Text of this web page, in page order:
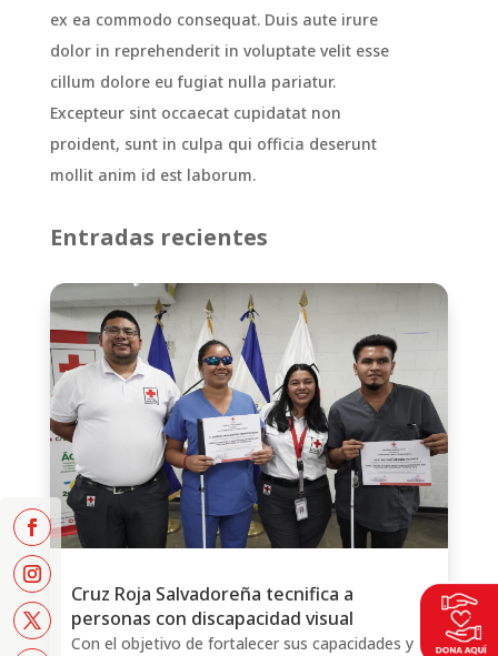
ex ea commodo consequat. Duis aute irure
dolor in reprehenderit in voluptate velit esse
cillum dolore eu fugiat nulla pariatur.
Excepteur sint occaecat cupidatat non
proident, sunt in culpa qui officia deserunt
mollit anim id est laborum.
Entradas recientes
Cruz Roja Salvadoreña tecnifica a
personas con discapacidad visual
Con el objetivo de fortalecer sus capacidades y